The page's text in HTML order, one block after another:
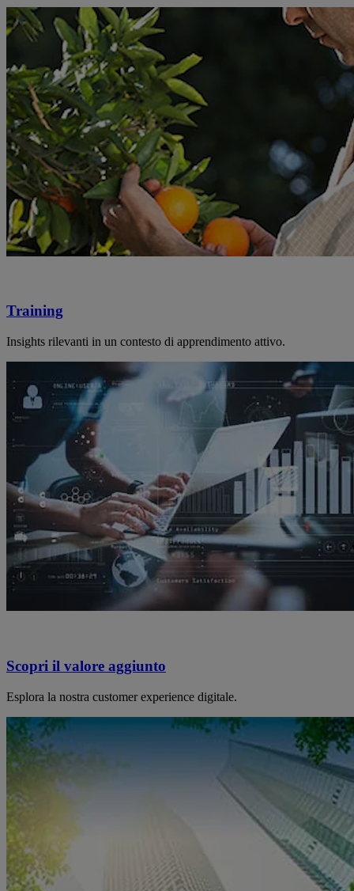
Training
Insights rilevanti in un contesto di apprendimento attivo.
Scopri il valore aggiunto
Esplora la nostra customer experience digitale.